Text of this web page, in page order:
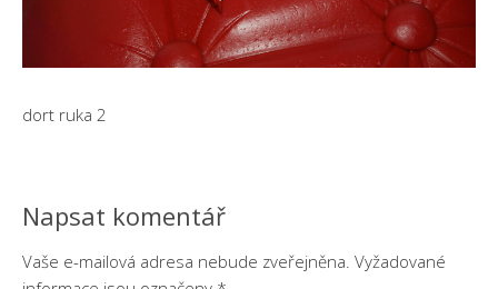
dort ruka 2
Napsat komentář
Vaše e-mailová adresa nebude zveřejněna. Vyžadované